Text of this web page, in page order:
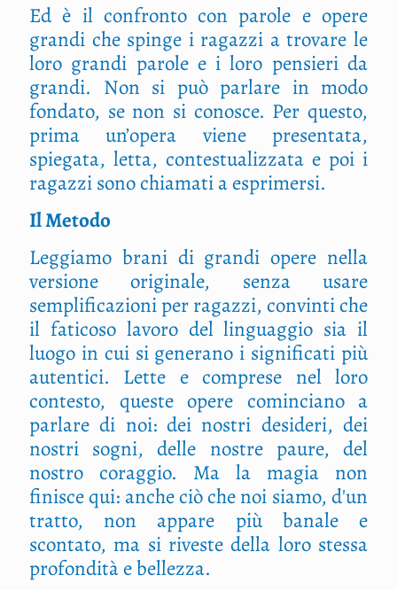
Ed è il confronto con parole e opere
grandi che spinge i ragazzi a trovare le
loro grandi parole e i loro pensieri da
grandi. Non si può parlare in modo
fondato, se non si conosce. Per questo,
prima un’opera viene presentata,
spiegata, letta, contestualizzata e poi i
ragazzi sono chiamati a esprimersi.
Il Metodo
Leggiamo brani di grandi opere nella
versione originale, senza usare
semplificazioni per ragazzi, convinti che
il faticoso lavoro del linguaggio sia il
luogo in cui si generano i significati più
autentici. Lette e comprese nel loro
contesto, queste opere cominciano a
parlare di noi: dei nostri desideri, dei
nostri sogni, delle nostre paure, del
nostro coraggio. Ma la magia non
finisce qui: anche ciò che noi siamo, d'un
tratto, non appare più banale e
scontato, ma si riveste della loro stessa
profondità e bellezza.